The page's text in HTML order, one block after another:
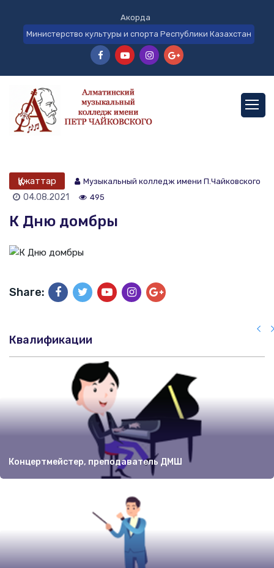
Акорда
Министерство культуры и спорта Республики Казахстан
Құжаттар Музыкальный колледж имени П.Чайковского
04.08.2021 495
К Дню домбры
Share:
Квалификации
Концертмейстер, преподаватель ДМШ